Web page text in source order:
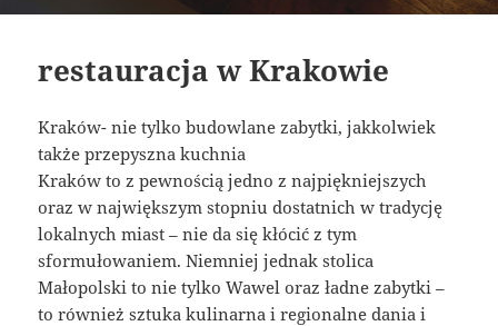
restauracja w Krakowie
Kraków- nie tylko budowlane zabytki, jakkolwiek
także przepyszna kuchnia
Kraków to z pewnością jedno z najpiękniejszych
oraz w największym stopniu dostatnich w tradycję
lokalnych miast – nie da się kłócić z tym
sformułowaniem. Niemniej jednak stolica
Małopolski to nie tylko Wawel oraz ładne zabytki –
to również sztuka kulinarna i regionalne dania i